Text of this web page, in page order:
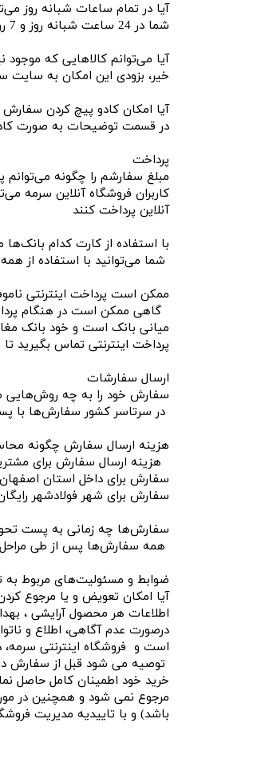
آیا در تمام ساعات شبانه روز
شما در 24 ساعت شبانه روز و 7 روز هفته می‌‏توانید سفارش خود را ثبت کنید
آیا می‌‏توانم کالاهایی که
خیر، بزودی این امکان به سایت
آیا امکان کادو پیچ کردن
در قسمت توضیحات به صورت
پرداخت
مبلغ سفارشم را چگونه می‏‌توانم
کاربران فروشگاه آنلاین سرمه
آنلاین پرداخت کنند
با استفاده از کارت کدام
شما می‌توانید با استفاده از
ممکن است پرداخت اینترنتی
گاهی ممکن است در هنگام
پرداخت اینترنتی تماس بگیرید
ارسال سفارشات
سفارش خود را به چه روش‌هایی
در سرتاسر کشور سفارش‌‏ها با
هزینه ارسال سفارش چگونه
هزینه ارسال سفارش برای مشتریان عزیز با خرید زیر 6/000/000 ریال خرید داشته باشند 250/000
سفارش برای داخل استان اصفهان
سفارش برای شهر فولادشهر
سفارش‌ها چه زمانی به پست
همه سفارش‌‏ها پس از طی
ضوابط و مسئولیت‌های مربوط
آیا امکان تعویض و یا مرجوع
اطلاعات هر محصول آرایشی ،
درصورت عدم آگاهی، اطلاع و
است و فروشگاه اینترنتی
توصیه می شود قبل از سفارش
خرید خود اطمینان کامل حاصل
مرجوع نمی شود و همچنین در
باشد) و با تاییدیه مدیریت